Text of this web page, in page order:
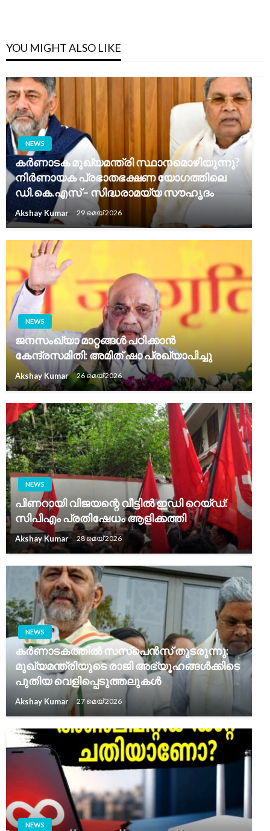
YOU MIGHT ALSO LIKE
NEWS
കർണാടക മുഖ്യമന്ത്രി സ്ഥാനമൊഴിയുന്നു?
നിർണായക പ്രഭാതഭക്ഷണ യോഗത്തിലെ
ഡി.കെ.എസ് – സിദ്ധരാമയ്യ സൗഹൃദം
Akshay Kumar 29 മെയ്‌ 2026
NEWS
ജനസംഖ്യാ മാറ്റങ്ങൾ പഠിക്കാൻ
കേന്ദ്രസമിതി: അമിത് ഷാ പ്രഖ്യാപിച്ചു
Akshay Kumar 26 മെയ്‌ 2026
NEWS
പിണറായി വിജയന്റെ വീട്ടിൽ ഇഡി റെയ്ഡ്:
സിപിഎം പ്രതിഷേധം ആളിക്കത്തി
Akshay Kumar 28 മെയ്‌ 2026
NEWS
കർണാടകത്തിൽ സസ്പെൻസ് തുടരുന്നു:
മുഖ്യമന്ത്രിയുടെ രാജി അഭ്യൂഹങ്ങൾക്കിടെ
പുതിയ വെളിപ്പെടുത്തലുകൾ
Akshay Kumar 27 മെയ്‌ 2026
NEWS